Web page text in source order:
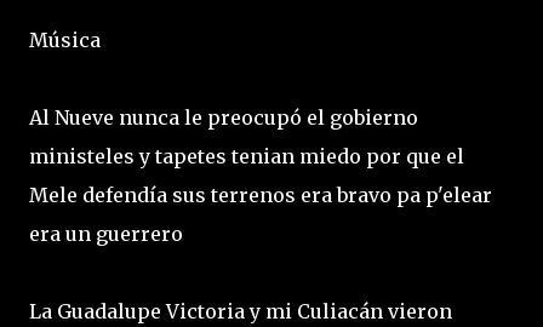
Música
Al Nueve nunca le preocupó el gobierno
ministeles y tapetes tenian miedo por que el
Mele defendía sus terrenos era bravo pa p'elear
era un guerrero
La Guadalupe Victoria y mi Culiacán vieron